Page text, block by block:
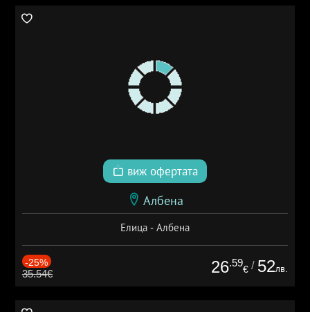
виж офертата
Албена
Елица - Албена
-25%
35.54€ 26.59
€ / 52лв.